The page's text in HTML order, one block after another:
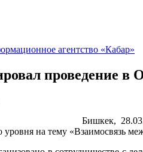
проведение
Бишкек,
уровня на тему «Взаимосвязь